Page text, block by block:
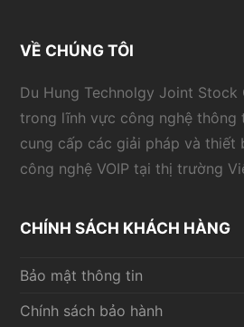
VỀ CHÚNG TÔI
Du Hung Technolgy Joint
trong lĩnh vực công nghệ thông
cung cấp các giải pháp và thiết
công nghệ VOIP tại thị trường
CHÍNH SÁCH KHÁCH HÀNG
Bảo mật thông tin
Chính sách bảo hành